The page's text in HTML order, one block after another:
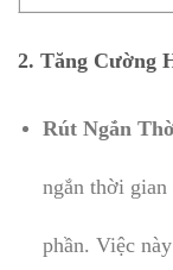
2. Tăng Cường
Rút Ngắn
ngắn thời gian
phần. Việc